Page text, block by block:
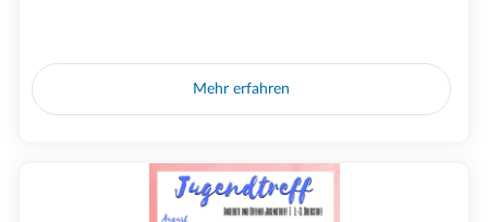
Mehr erfahren